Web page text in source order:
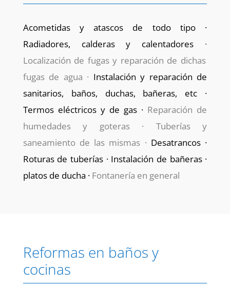
Acometidas y atascos de todo tipo ·
Radiadores, calderas y calentadores ·
Localización de fugas y reparación de dichas
fugas de agua · Instalación y reparación de
sanitarios, baños, duchas, bañeras, etc ·
Termos eléctricos y de gas · Reparación de
humedades y goteras · Tuberías y
saneamiento de las mismas · Desatrancos ·
Roturas de tuberías · Instalación de bañeras ·
platos de ducha · Fontanería en general
Reformas en baños y
cocinas